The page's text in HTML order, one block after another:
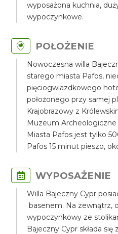
wyposażona kuchnia,
wypoczynkowe.
POŁOŻENIE
Nowoczesna willa
starego miasta Pafos,
pięciogwiazdkowego
położonego przy samej
Krajobrazowy z
Muzeum
Miasta Pafos jest tylko
Pafos 15 minut pieszo,
WYPOSAŻENIE
Willa Bajeczny Cypr
basenem. Na zewnątrz,
wypoczynkowy ze
Bajeczny Cypr składa